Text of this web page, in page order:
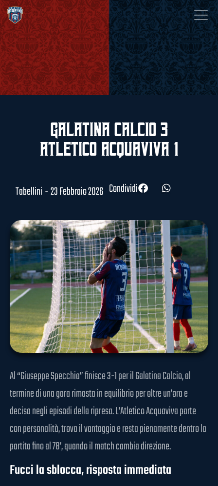
Galatina Calcio 3
Atletico Acquaviva 1
Tabellini -23 Febbraio 2026 Condividi
Al “Giuseppe Specchia” finisce 3-1 per il Galatina Calcio, al
termine di una gara rimasta in equilibrio per oltre un’ora e
decisa negli episodi della ripresa. L’Atletico Acquaviva parte
con personalità, trova il vantaggio e resta pienamente dentro la
partita fino al 78’, quando il match cambia direzione.
Fucci la sblocca, risposta immediata